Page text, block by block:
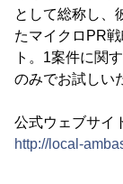
として総称し、
たマイクロPR
ト。1案件に関
のみでお試しい
公式ウェブサイ
http://local-